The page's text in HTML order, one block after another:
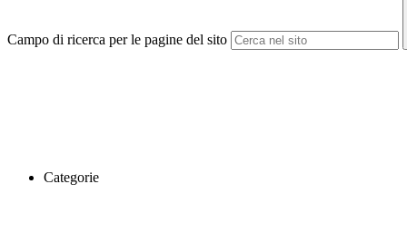
Campo di ricerca per le pagine del sito
Categorie